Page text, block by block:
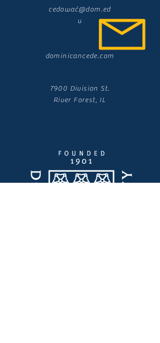
cedować@dom.ed
u
dominicancede.com
7900 Division St.
River Forest, IL